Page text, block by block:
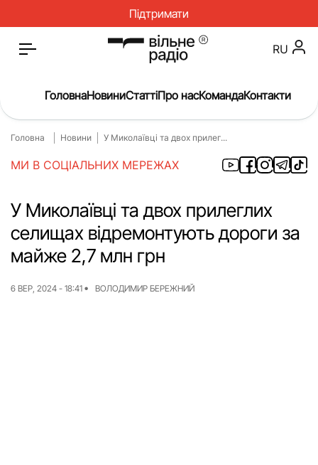
Підтримати
Головна
Новини
Окупація
Про нас
Війна
Гроші
Освіта
Інструкції
ЖКГ
Історія
RU
ГоловнаНовиниСтаттіПро насКомандаКонтакти
Головна Новини У Миколаївці та двох прилег...
МИ В СОЦІАЛЬНИХ МЕРЕЖАХ
У Миколаївці та двох прилеглих
селищах відремонтують дороги за
майже 2,7 млн грн
6 ВЕР, 2024 - 18:41 ВОЛОДИМИР БЕРЕЖНИЙ